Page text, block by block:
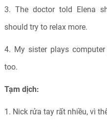
3. The doctor told Elena
should try to relax more.
4. My sister plays
too.
Tạm dịch:
1. Nick rửa tay rất nhiều, vì